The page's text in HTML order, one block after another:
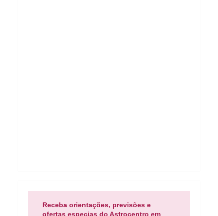
Receba orientações, previsões e
ofertas especias do Astrocentro em